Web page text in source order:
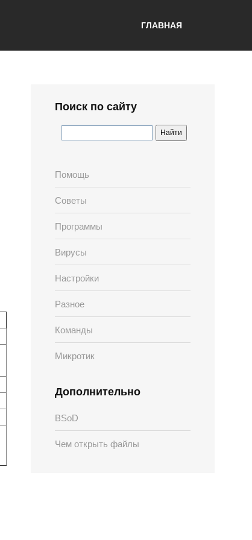
ГЛАВНАЯ
Поиск по сайту
Помощь
Советы
Программы
Вирусы
Настройки
Разное
Команды
Микротик
Дополнительно
BSoD
Чем открыть файлы